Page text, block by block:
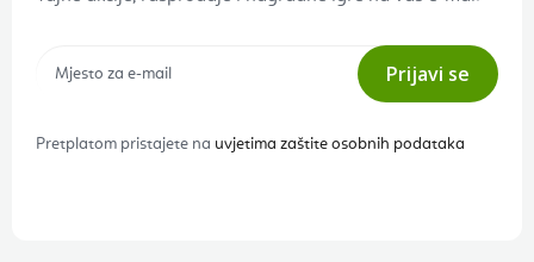
Prijavi se
Pretplatom pristajete na uvjetima zaštite osobnih podataka